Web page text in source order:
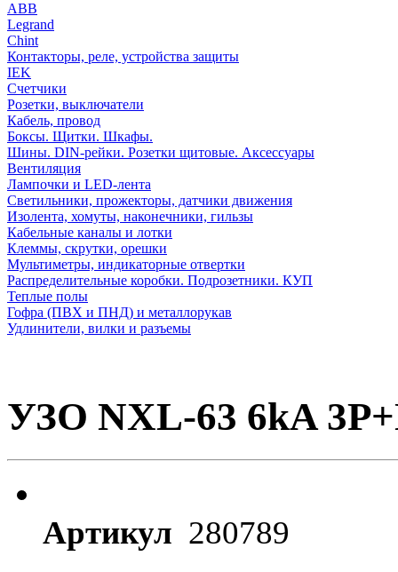
АВВ
Legrand
Chint
Контакторы, реле, устройства защиты
IEK
Счетчики
Розетки, выключатели
Кабель, провод
Боксы. Щитки. Шкафы.
Шины. DIN-рейки. Розетки щитовые. Аксессуары
Вентиляция
Лампочки и LED-лента
Светильники, прожекторы, датчики движения
Изолента, хомуты, наконечники, гильзы
Кабельные каналы и лотки
Клеммы, скрутки, орешки
Мультиметры, индикаторные отвертки
Распределительные коробки. Подрозетники. КУП
Теплые полы
Гофра (ПВХ и ПНД) и металлорукав
Удлинители, вилки и разъемы
УЗО NXL-63 6kA
Артикул 280789